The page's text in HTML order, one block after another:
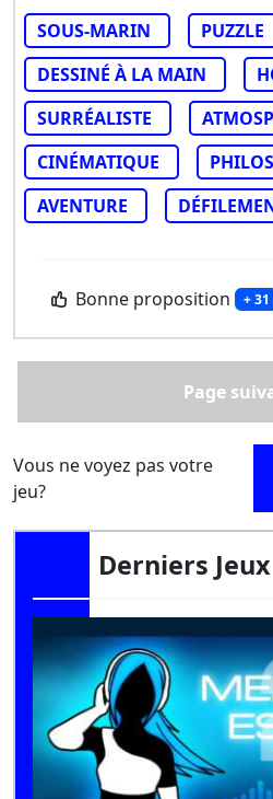
SOUS-MARIN PUZZLE
DESSINÉ À LA MAIN
SURRÉALISTE
CINÉMATIQUE
AVENTURE
Bonne proposition + 31
Page
Vous ne voyez pas votre
jeu?
Derniers Jeux